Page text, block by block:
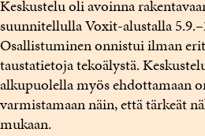
Keskustelu oli avoinna
suunnitellulla Voxit-alustalla
Osallistuminen onnistui ilman
taustatietoja tekoälystä.
alkupuolella myös ehdottamaan
varmistamaan näin, että tärkeät
mukaan.